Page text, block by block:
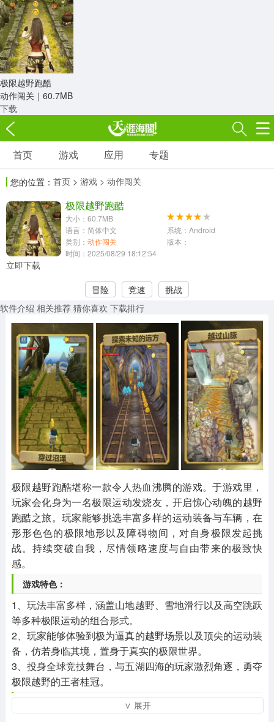
极限越野跑酷
动作闯关｜ 60.7MB
下载
游戏
3697款应用
1597款应用
休闲益智
13387款应用
2196款应用
1072款应用
卡牌对战
418款应用
音乐舞蹈
269款应用
模拟经营
2716款应用
传奇手游
515款应用
其他
1654款应用
游戏助手
515款应用
MOD游戏
1056款应用
首页 游戏 应用 专题
您的位置： 首页 > 游戏 > 动作闯关
极限越野跑酷
大小：60.7MB
语言：简体中文
系统：Android
类别： 动作闯关
版本：
时间：2025/08/29 18:12:54
立即下载
冒险
竞速
挑战
软件介绍 相关推荐 猜你喜欢 下载排行
极限越野跑酷堪称一款令人热血沸腾的游戏。于游戏里，
玩家会化身为一名极限运动发烧友，开启惊心动魄的越野
跑酷之旅。玩家能够挑选丰富多样的运动装备与车辆，在
形形色色的极限地形以及障碍物间，对自身极限发起挑
战。持续突破自我，尽情领略速度与自由带来的极致快
感。
游戏特色：
1、玩法丰富多样，涵盖山地越野、雪地滑行以及高空跳跃
等多种极限运动的组合形式。
2、玩家能够体验到极为逼真的越野场景以及顶尖的运动装
备，仿若身临其境，置身于真实的极限世界。
3、投身全球竞技舞台，与五湖四海的玩家激烈角逐，勇夺
极限越野的王者桂冠。
游戏玩法： ∨ 展开